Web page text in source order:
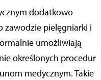
dodatkowo
zawodzie pielęgniarki i
umożliwiają
określonych procedur
medycznym. Takie